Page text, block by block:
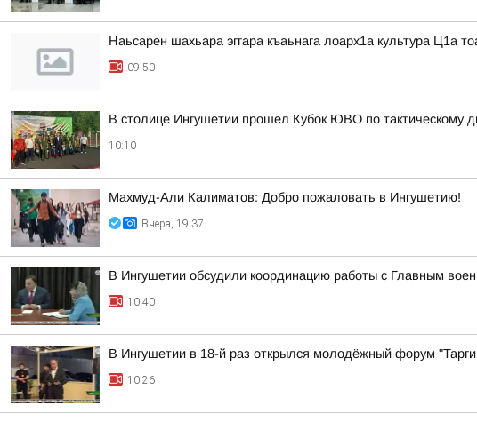
Наьсарен шахьара эггара къаьнага лоарх1а культура Ц1а
09:50
В столице Ингушетии прошел Кубок ЮВО по тактическому
10:10
Махмуд-Али Калиматов: Добро пожаловать в Ингушетию!
Вчера, 19:37
В Ингушетии обсудили координацию работы с Главным
10:40
В Ингушетии в 18-й раз открылся молодёжный форум
10:26